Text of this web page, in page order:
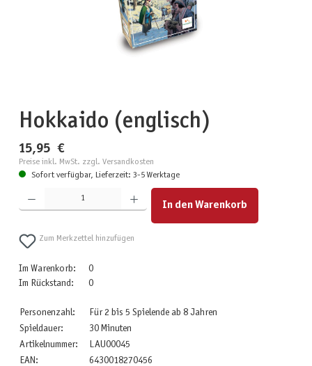
Hokkaido (englisch)
15,95 €
Preise inkl. MwSt. zzgl. Versandkosten
Sofort verfügbar, Lieferzeit: 3-5 Werktage
Produkt Anzahl: Gib den gewünschten Wert ein oder benutze die Schaltflächen um die Anzahl zu
In den Warenkorb
Zum Merkzettel hinzufügen
Im Warenkorb:
0
Im Rückstand:
0
Personenzahl:
Für 2 bis 5 Spielende ab 8 Jahren
Spieldauer:
30 Minuten
Artikelnummer:
LAU00045
EAN:
6430018270456